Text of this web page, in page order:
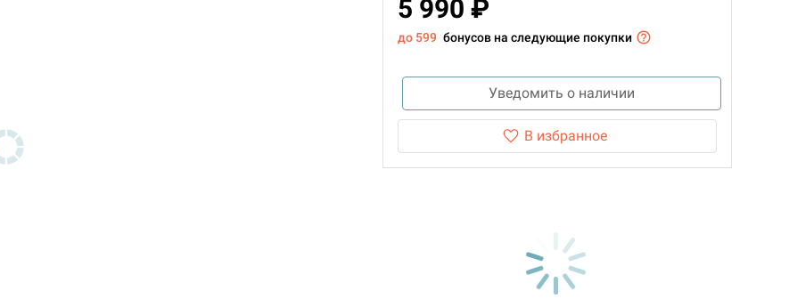
5 990 ₽
до 599 бонусов на следующие покупки
Уведомить о наличии
В избранное